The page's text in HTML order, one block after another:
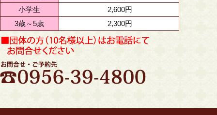
小学生
2,600円
3歳～5歳
2,300円